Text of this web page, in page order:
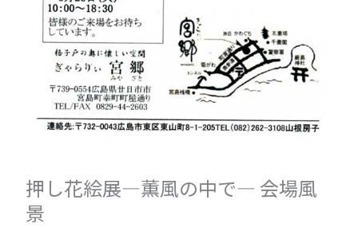
押し花絵展―薫風の中で― 会場風
景